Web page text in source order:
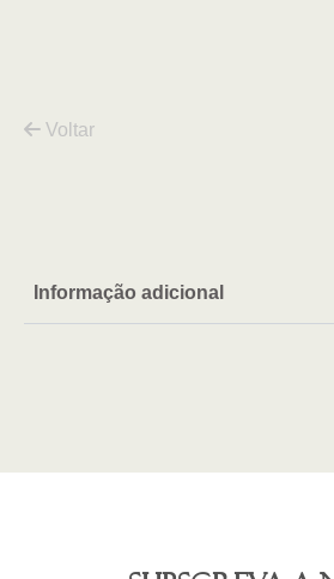
Voltar
Informação adicional